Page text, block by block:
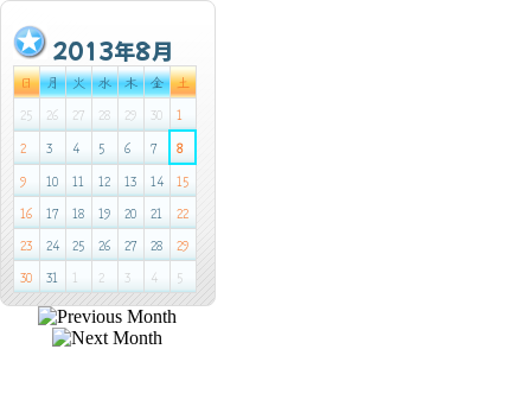
2013年8月
日 月 火 水 木 金
土
25
26 27 28 29 30
1
2
3 4 5 6 7
8
9
10 11 12 13 14
15
16
17 18 19 20 21
22
23
24 25 26 27 28
29
30
31 1 2 3 4 5